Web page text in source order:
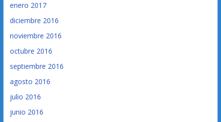
enero 2017
diciembre 2016
noviembre 2016
octubre 2016
septiembre 2016
agosto 2016
julio 2016
junio 2016